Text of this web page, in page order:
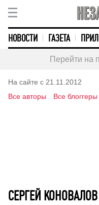
НОВОСТИ ГАЗЕТА
Перейти на
На сайте с 21.11.2012
Все авторы
Все блоггеры
СЕРГЕЙ КОНОВАЛОВ